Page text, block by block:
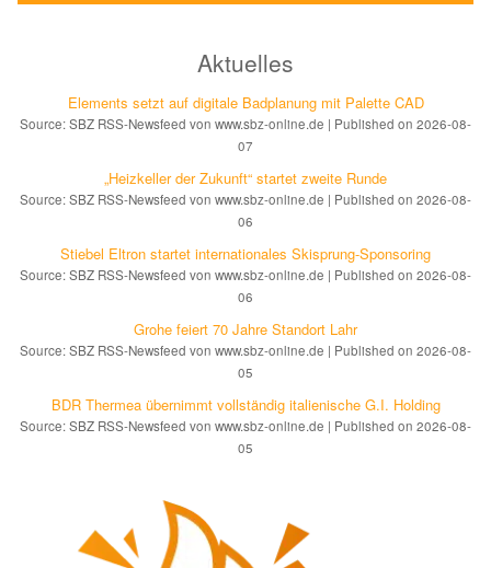
Aktuelles
Elements setzt auf di­gi­ta­le Bad­pla­nung mit Palette CAD
Source: SBZ RSS-Newsfeed von www.sbz-online.de
Published on 2026-08-
07
„Heizkeller der Zu­kunft“ star­tet zwei­te Run­de
Source: SBZ RSS-Newsfeed von www.sbz-online.de
Published on 2026-08-
06
Stiebel Eltron startet internatio­nales Ski­sprung-Spon­soring
Source: SBZ RSS-Newsfeed von www.sbz-online.de
Published on 2026-08-
06
Grohe feiert 70 Jahre Standort Lahr
Source: SBZ RSS-Newsfeed von www.sbz-online.de
Published on 2026-08-
05
BDR Thermea übernimmt vollständig italienische G.I. Holding
Source: SBZ RSS-Newsfeed von www.sbz-online.de
Published on 2026-08-
05